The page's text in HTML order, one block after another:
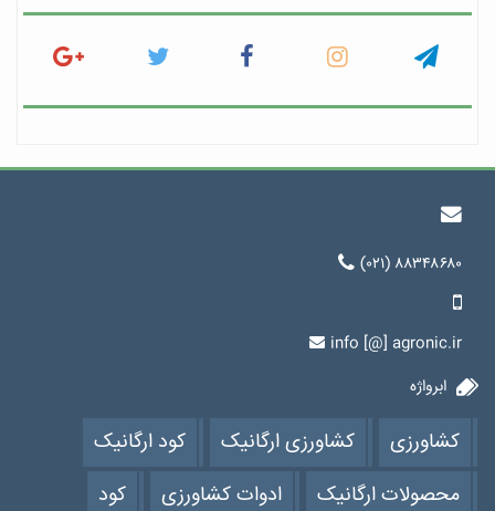
(۰۲۱) ۸۸۳۴۸۶۸۰
info [@] agronic.ir
ابرواژه
کشاورزی کشاورزی ارگانیک
کود ارگانیک
محصولات ارگانیک
ادوات کشاورزی کود